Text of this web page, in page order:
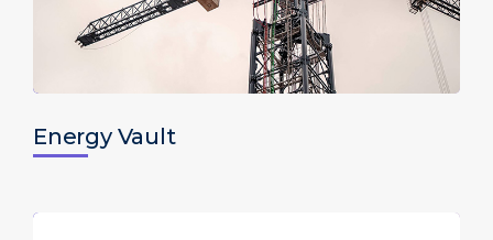
Energy Vault